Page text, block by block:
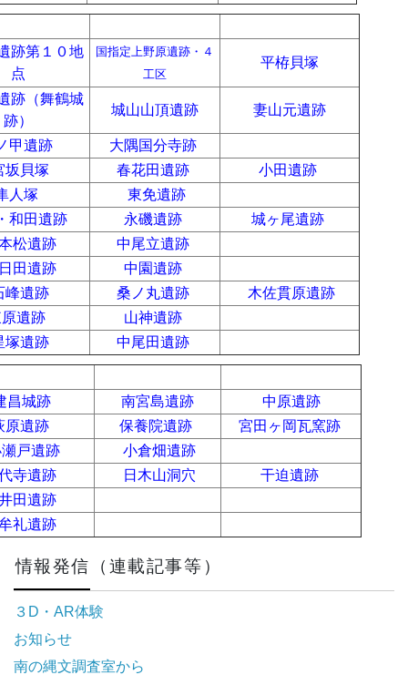
情報発信（連載記事等）
３D・AR体験
お知らせ
南の縄文調査室から
跡第１０地
点
国指定上野原遺跡・４
工区
平栫貝塚
跡（舞鶴城
跡）
城山山頂遺跡 妻山元遺跡
甲遺跡 大隅国分寺跡
貝塚
春花田遺跡
小田遺跡
人塚
東免遺跡
和田遺跡
永磯遺跡
城ヶ尾遺跡
松遺跡
中尾立遺跡
田遺跡
中園遺跡
遺跡
桑ノ丸遺跡
木佐貫原遺跡
遺跡
山神遺跡
遺跡
中尾田遺跡
昌城跡
南宮島遺跡
中原遺跡
原遺跡
保養院遺跡
宮田ヶ岡瓦窯跡
戸遺跡
小倉畑遺跡
寺遺跡
日木山洞穴
干迫遺跡
田遺跡
礼遺跡